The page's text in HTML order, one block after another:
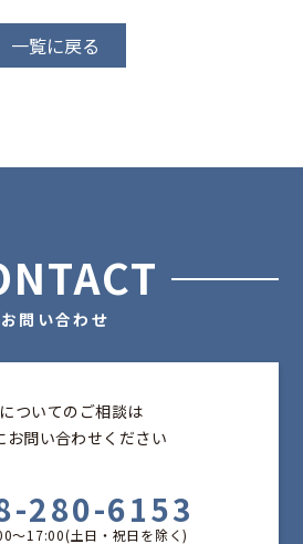
一覧に戻る
お問い合わせ
ついてのご相談は
お問い合わせください
280-6153
〜17:00(土日・祝日を除く)